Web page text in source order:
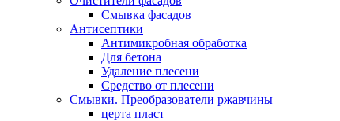
Смывка фасадов
Антисептики
Антимикробная обработка
Для бетона
Удаление плесени
Средство от плесени
Смывки. Преобразователи ржавчины
церта пласт